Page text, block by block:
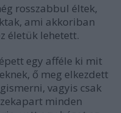
rosszabbul éltek,
ami akkoriban
életük lehetett.
egy afféle ki mit
ő meg elkezdett
vagyis csak
minden